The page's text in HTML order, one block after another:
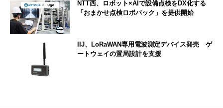
NTT西、ロボット×AIで設備点検をDX化する
「おまかせ点検ロボパック」を提供開始
IIJ、LoRaWAN専用電波測定デバイス発売 ゲ
ートウェイの置局設計を支援